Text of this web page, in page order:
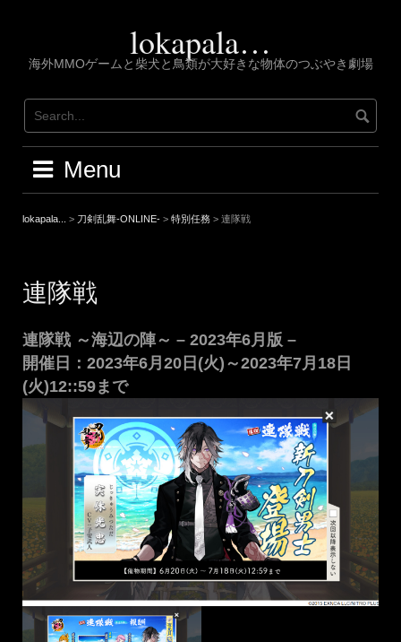
lokapala…
海外MMOゲームと柴犬と鳥類が大好きな物体のつぶやき劇場
Menu
lokapala... > 刀剣乱舞-ONLINE- > 特別任務 > 連隊戦
連隊戦
連隊戦 ～海辺の陣～ – 2023年6月版 –
開催日：2023年6月20日(火)～2023年7月18日
(火)12::59まで